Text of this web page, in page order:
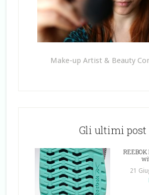
Make-up Artist & Beauty
Gli ultimi post
21